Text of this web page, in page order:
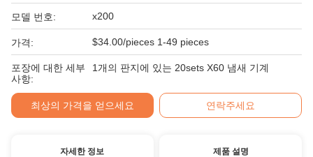
모델 번호: x200
가격: $34.00/pieces 1-49 pieces
포장에 대한 세부
사항:
1개의 판지에 있는 20sets X60 냄새 기계
최상의 가격을 얻으세요 연락주세요
자세한 정보 제품 설명